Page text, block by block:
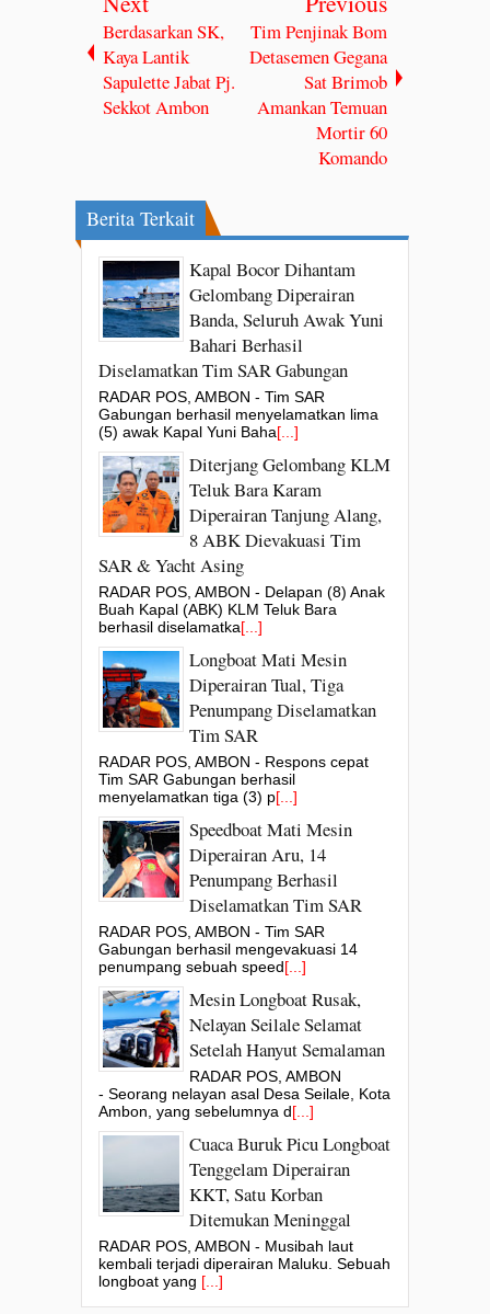
Berdasarkan SK,
Kaya Lantik
Sapulette Jabat Pj.
Sekkot Ambon
Tim Penjinak Bom
Detasemen Gegana
Sat Brimob
Amankan Temuan
Mortir 60
Komando
Berita Terkait
Kapal Bocor Dihantam
Gelombang Diperairan
Banda, Seluruh Awak Yuni
Bahari Berhasil
Diselamatkan Tim SAR Gabungan
RADAR POS, AMBON - Tim SAR
Gabungan berhasil menyelamatkan lima
(5) awak Kapal Yuni Baha[...]
Diterjang Gelombang KLM
Teluk Bara Karam
Diperairan Tanjung Alang,
8 ABK Dievakuasi Tim
SAR & Yacht Asing
RADAR POS, AMBON - Delapan (8) Anak
Buah Kapal (ABK) KLM Teluk Bara
berhasil diselamatka[...]
Longboat Mati Mesin
Diperairan Tual, Tiga
Penumpang Diselamatkan
Tim SAR
RADAR POS, AMBON - Respons cepat
Tim SAR Gabungan berhasil
menyelamatkan tiga (3) p[...]
Speedboat Mati Mesin
Diperairan Aru, 14
Penumpang Berhasil
Diselamatkan Tim SAR
RADAR POS, AMBON - Tim SAR
Gabungan berhasil mengevakuasi 14
penumpang sebuah speed[...]
Mesin Longboat Rusak,
Nelayan Seilale Selamat
Setelah Hanyut Semalaman
RADAR POS, AMBON
- Seorang nelayan asal Desa Seilale, Kota
Ambon, yang sebelumnya d[...]
Cuaca Buruk Picu Longboat
Tenggelam Diperairan
KKT, Satu Korban
Ditemukan Meninggal
RADAR POS, AMBON - Musibah laut
kembali terjadi diperairan Maluku. Sebuah
longboat yang [...]